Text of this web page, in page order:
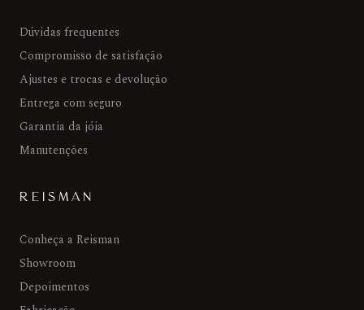
Dúvidas frequentes
Compromisso de satisfação
Ajustes e trocas e devolução
Entrega com seguro
Garantia da jóia
Manutenções
REISMAN
Conheça a Reisman
Showroom
Depoimentos